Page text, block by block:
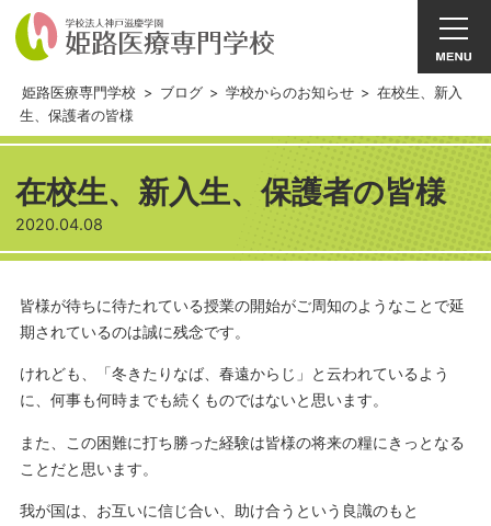
姫路医療専門学校 > ブログ > 学校からのお知らせ > 在校生、新入
生、保護者の皆様
在校生、新入生、保護者の皆様
2020.04.08
皆様が待ちに待たれている授業の開始がご周知のようなことで延
期されているのは誠に残念です。
けれども、「冬きたりなば、春遠からじ」と云われているよう
に、何事も何時までも続くものではないと思います。
また、この困難に打ち勝った経験は皆様の将来の糧にきっとなる
ことだと思います。
我が国は、お互いに信じ合い、助け合うという良識のもと